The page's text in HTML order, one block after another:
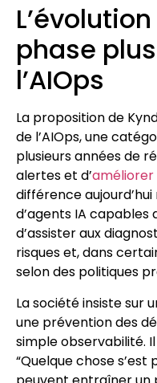
phase
l’AIOps
La proposition de
de l’AIOps, une
plusieurs années de
alertes et d’améliorer
différence
d’agents IA capables
d’assister aux
risques et, dans
selon des politiques
La société insiste sur
une prévention des
simple observabilité.
“Quelque chose s’est